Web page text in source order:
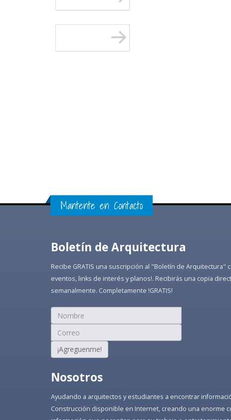
Mantente en Contacto
Boletín de Arquitectura
Recibe GRATIS una suscripción al "Boletín de Arquitectura"
eventos, links de interés y planos!. Recibirás una copia
semanalmente. Completamente !GRATIS!
¡Agreguenme!
Nosotros
Ayudando a arquitectos y estudiantes a encontrar
Construcción disponible en Internet, creando una enorme